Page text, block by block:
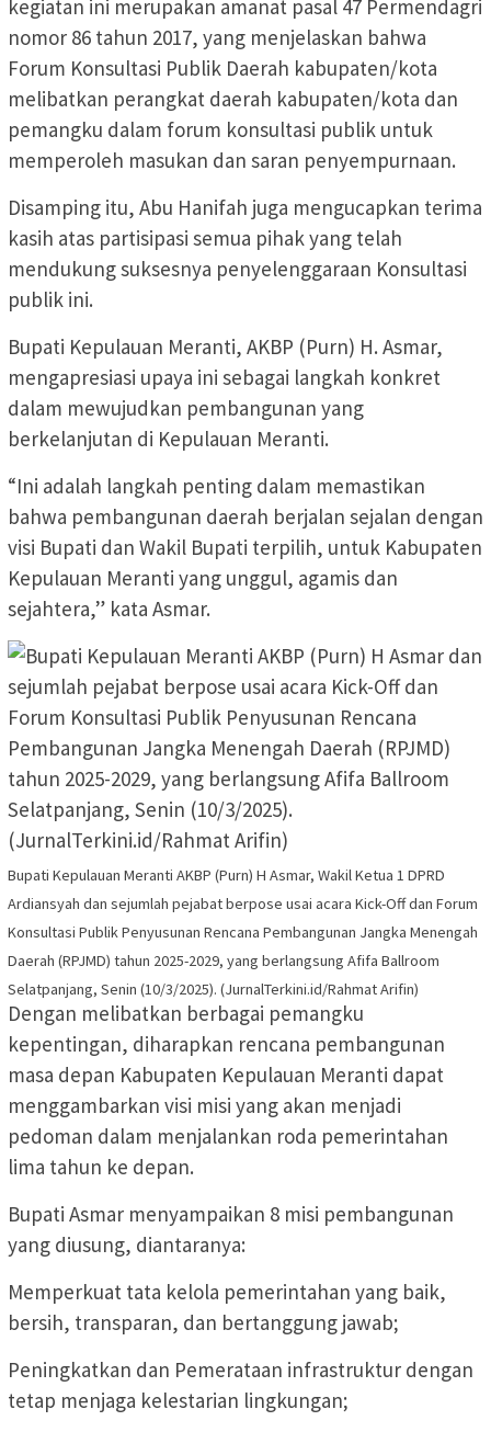
kegiatan ini merupakan amanat pasal 47 Permendagri
nomor 86 tahun 2017, yang menjelaskan bahwa
Forum Konsultasi Publik Daerah kabupaten/kota
melibatkan perangkat daerah kabupaten/kota dan
pemangku dalam forum konsultasi publik untuk
memperoleh masukan dan saran penyempurnaan.
Disamping itu, Abu Hanifah juga mengucapkan terima
kasih atas partisipasi semua pihak yang telah
mendukung suksesnya penyelenggaraan Konsultasi
publik ini.
Bupati Kepulauan Meranti, AKBP (Purn) H. Asmar,
mengapresiasi upaya ini sebagai langkah konkret
dalam mewujudkan pembangunan yang
berkelanjutan di Kepulauan Meranti.
“Ini adalah langkah penting dalam memastikan
bahwa pembangunan daerah berjalan sejalan dengan
visi Bupati dan Wakil Bupati terpilih, untuk Kabupaten
Kepulauan Meranti yang unggul, agamis dan
sejahtera,” kata Asmar.
Bupati Kepulauan Meranti AKBP (Purn) H Asmar, Wakil Ketua 1 DPRD
Ardiansyah dan sejumlah pejabat berpose usai acara Kick-Off dan Forum
Konsultasi Publik Penyusunan Rencana Pembangunan Jangka Menengah
Daerah (RPJMD) tahun 2025-2029, yang berlangsung Afifa Ballroom
Selatpanjang, Senin (10/3/2025). (JurnalTerkini.id/Rahmat Arifin)
Dengan melibatkan berbagai pemangku
kepentingan, diharapkan rencana pembangunan
masa depan Kabupaten Kepulauan Meranti dapat
menggambarkan visi misi yang akan menjadi
pedoman dalam menjalankan roda pemerintahan
lima tahun ke depan.
Bupati Asmar menyampaikan 8 misi pembangunan
yang diusung, diantaranya:
Memperkuat tata kelola pemerintahan yang baik,
bersih, transparan, dan bertanggung jawab;
Peningkatkan dan Pemerataan infrastruktur dengan
tetap menjaga kelestarian lingkungan;